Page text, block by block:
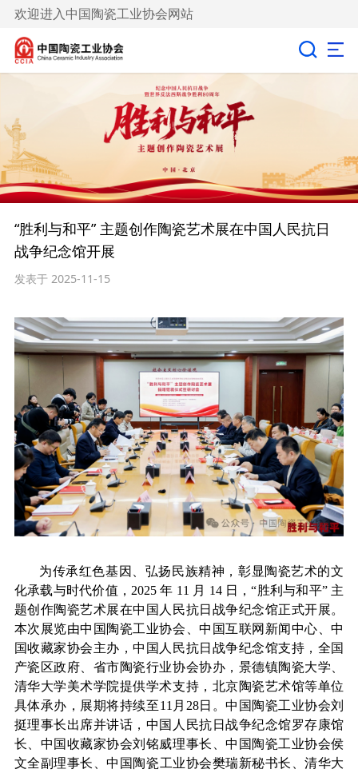
欢迎进入中国陶瓷工业协会网站
“胜利与和平” 主题创作陶瓷艺术展在中国人民抗日
战争纪念馆开展
发表于 2025-11-15
为传承红色基因、弘扬民族精神，彰显陶瓷艺术的文
化承载与时代价值， 2025 年 11 月 14 日，“胜利与和平” 主
题创作陶瓷艺术展在中国人民抗日战争纪念馆正式开展。
本次展览由中国陶瓷工业协会 、中国互联网新闻中心、中
国收藏家协会主办，中国人民抗日战争纪念馆支持，全国
产瓷区政府、省市陶瓷行业协会协办，景德镇陶瓷大学、
清华大学美术学院提供学术支持，北京陶瓷艺术馆等单位
具体承办，展期将持续至11月28日。中国陶瓷工业协会刘
挺理事长出席并讲话，中国人民抗日战争纪念馆罗存康馆
长、 中国收藏家协会刘 铭威理事长、中国陶瓷工业协会侯
文全副理事长、中国陶瓷工业协会樊瑞新秘书长、清华大